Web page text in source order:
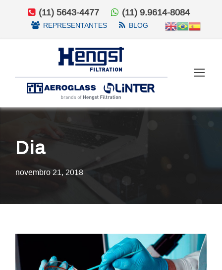
(11) 5643-4477 (11) 9.9614-8084
REPRESENTANTES BLOG
Dia
novembro 21, 2018